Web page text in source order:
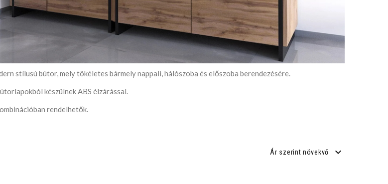
stílusú bútor, mely tökéletes bármely nappali, hálószoba és előszoba berendezésére.
készülnek ABS élzárással.
rendelhetők.
Ár szerint növekvő